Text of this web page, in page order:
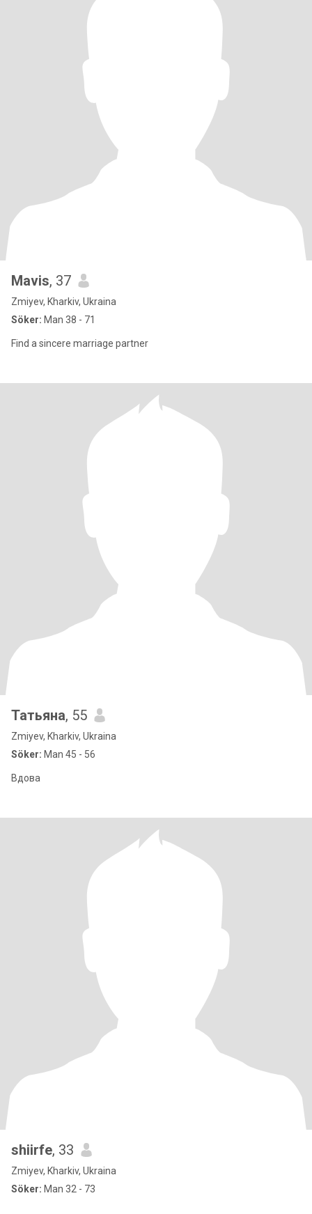
Mavis, 37
Zmiyev, Kharkiv, Ukraina
Söker: Man 38 - 71
Find a sincere marriage partner
Татьяна, 55
Zmiyev, Kharkiv, Ukraina
Söker: Man 45 - 56
Вдова
shiirfe, 33
Zmiyev, Kharkiv, Ukraina
Söker: Man 32 - 73